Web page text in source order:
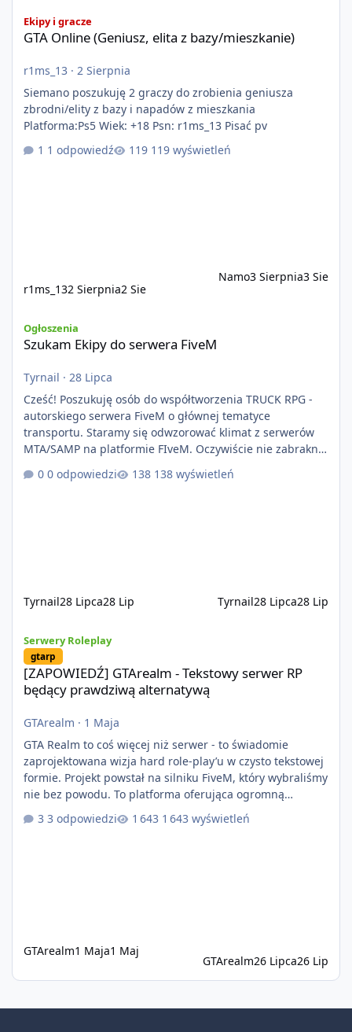
Ekipy i gracze
GTA Online (Geniusz, elita z bazy/mieszkanie)
r1ms_13 · 2 Sierpnia
Siemano poszukuję 2 graczy do zrobienia geniusza
zbrodni/elity z bazy i napadów z mieszkania
Platforma:Ps5 Wiek: +18 Psn: r1ms_13 Pisać pv
1 odpowiedź
119 wyświetleń
r1ms_132 Sierpnia2 Sie
Namo3 Sierpnia3 Sie
Ogłoszenia
Szukam Ekipy do serwera FiveM
Tyrnail · 28 Lipca
Cześć! Poszukuję osób do współtworzenia TRUCK RPG -
autorskiego serwera FiveM o głównej tematyce
transportu. Staramy się odwzorować klimat z serwerów
MTA/SAMP na platformie FIveM. Oczywiście nie zabraknie
kontentu dla graczy którzy chcą robić coś innego niż
jeździć ciężarówką. Projekt tworzony jest od podstaw z
0 odpowiedzi 138 wyświetleń
Tyrnail28 Lipca28 Lip Tyrnail28 Lipca28 Lip
Serwery Roleplay
gtarp
[ZAPOWIEDŹ] GTArealm - Tekstowy serwer RP
będący prawdziwą alternatywą
GTArealm · 1 Maja
GTA Realm to coś więcej niż serwer - to świadomie
zaprojektowana wizja hard role-play’u w czysto tekstowej
formie. Projekt powstał na silniku FiveM, który wybraliśmy
nie bez powodu. To platforma oferująca ogromną
elastyczność i znacznie szybszy rozwój systemów niż w
przypadku innych rozwiązań. Usprawniona
3 odpowiedzi 1 643 wyświetleń
GTArealm1 Maja1 Maj
GTArealm26 Lipca26 Lip